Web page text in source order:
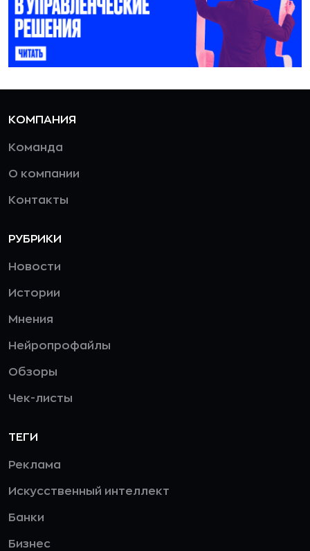
КОМПАНИЯ
Команда
О компании
Контакты
РУБРИКИ
Новости
Истории
Мнения
Нейропрофайлы
Обзоры
Чек-листы
ТЕГИ
Реклама
Искусственный интеллект
Банки
Бизнес